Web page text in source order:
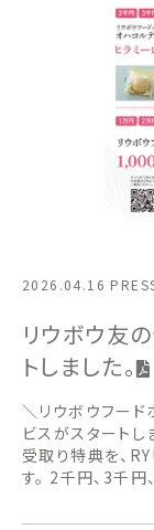
2026.04.16
リウボウ友
トしました。
＼リウボウフー
ビスがスタート
受取り特典を、
す。 2千円、3千